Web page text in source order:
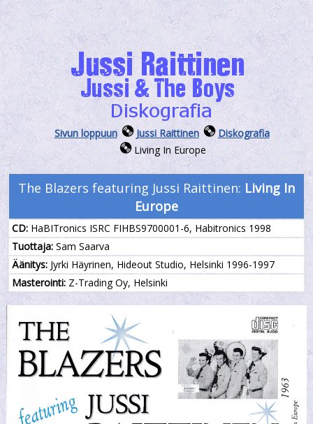
Sivun loppuun Jussi Raittinen
Diskografia
Living In Europe
The Blazers featuring Jussi Raittinen: Living In
Europe
CD: HaBITronics ISRC FIHBS9700001-6, Habitronics 1998
Tuottaja:Sam Saarva
Äänitys: Jyrki Häyrinen, Hideout Studio, Helsinki 1996-1997
Masterointi: Z-Trading Oy, Helsinki